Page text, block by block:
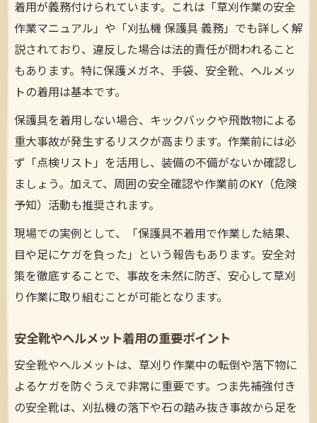
着用が義務付けられています。これは「草刈作業の安全
作業マニュアル」や「刈払機 保護具 義務」でも詳しく解
説されており、違反した場合は法的責任が問われること
もあります。特に保護メガネ、手袋、安全靴、ヘルメッ
トの着用は基本です。
保護具を着用しない場合、キックバックや飛散物による
重大事故が発生するリスクが高まります。作業前には必
ず「点検リスト」を活用し、装備の不備がないか確認し
ましょう。加えて、周囲の安全確認や作業前のKY（危険
予知）活動も推奨されます。
現場での実例として、「保護具不着用で作業した結果、
目や足にケガを負った」という報告もあります。安全対
策を徹底することで、事故を未然に防ぎ、安心して草刈
り作業に取り組むことが可能となります。
安全靴やヘルメット着用の重要ポイント
安全靴やヘルメットは、草刈り作業中の転倒や落下物に
よるケガを防ぐうえで非常に重要です。つま先補強付き
の安全靴は、刈払機の落下や石の踏み抜き事故から足を